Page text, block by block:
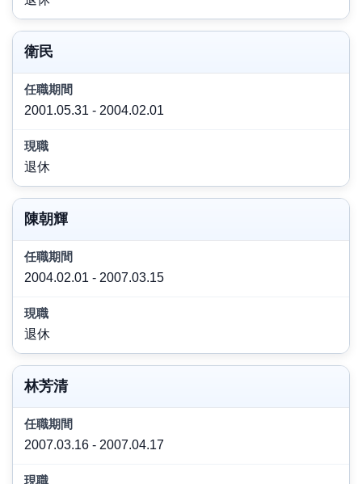
衛民
2001.05.31 - 2004.02.01
退休
陳朝輝
2004.02.01 - 2007.03.15
退休
林芳清
2007.03.16 - 2007.04.17